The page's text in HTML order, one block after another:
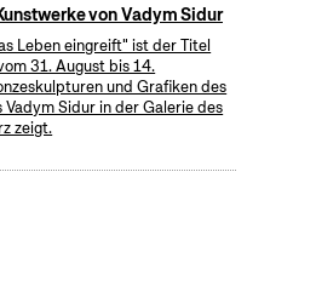
von Vadym Sidur
Leben eingreift" ist der Titel
31. August bis 14.
und Grafiken des
Sidur in der Galerie des
zeigt.